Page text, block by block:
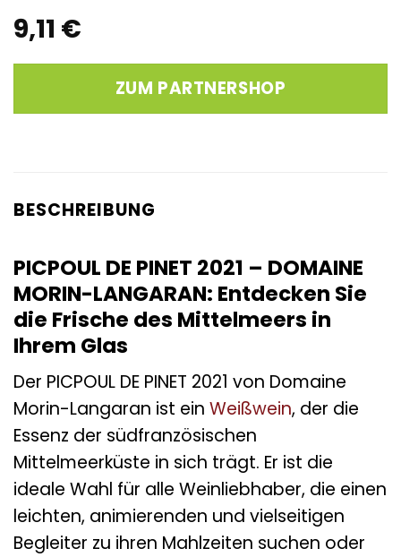
9,11 €
ZUM PARTNERSHOP
BESCHREIBUNG
PICPOUL DE PINET 2021 – DOMAINE
MORIN-LANGARAN: Entdecken Sie
die Frische des Mittelmeers in
Ihrem Glas
Der PICPOUL DE PINET 2021 von Domaine
Morin-Langaran ist ein Weißwein, der die
Essenz der südfranzösischen
Mittelmeerküste in sich trägt. Er ist die
ideale Wahl für alle Weinliebhaber, die einen
leichten, animierenden und vielseitigen
Begleiter zu ihren Mahlzeiten suchen oder